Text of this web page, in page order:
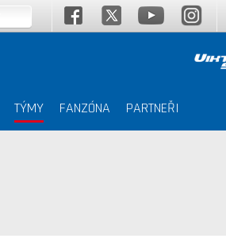
TÝMY FANZÓNA PARTNEŘI